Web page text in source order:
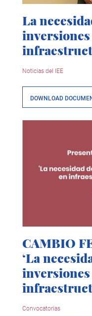
La
inversiones
Noticias del IEE
DOWNLOAD
CAMBIO
‘La
inversiones
Convocatorias